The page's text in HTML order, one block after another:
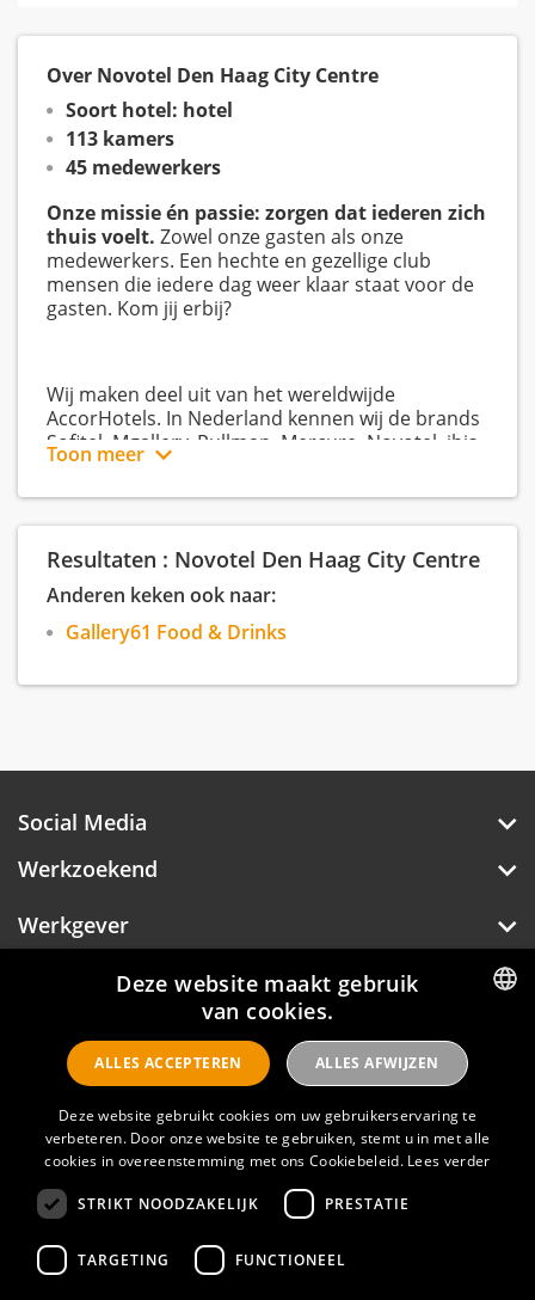
Over Novotel Den Haag City Centre
Soort hotel: hotel
113 kamers
45 medewerkers
Onze missie én passie: zorgen dat iederen zich
thuis voelt. Zowel onze gasten als onze
medewerkers. Een hechte en gezellige club
mensen die iedere dag weer klaar staat voor de
gasten. Kom jij erbij?
Wij maken deel uit van het wereldwijde
AccorHotels. In Nederland kennen wij de brands
Sofitel, Mgallery, Pullman, Mercure, Novotel, ibis,
ibis Budget en ibis Styles.
Accor vacatures:
Bekijk in het overzicht rechts al onze Accor
vacatures.
Toon meer
Resultaten : Novotel Den Haag City Centre
Anderen keken ook naar:
Gallery61 Food & Drinks
Social Media
Werkzoekend
Werkgever
Over Hotelprofessionals
Hotelprofessionals
FAQ
Privacyverklaring
Contact
DUTCH
ENGLISH
Deze website maakt gebruik
van cookies.
Deze website gebruikt cookies om uw gebruikerservaring te
verbeteren. Door onze website te gebruiken, stemt u in met alle
cookies in overeenstemming met ons Cookiebeleid. Lees verder
STRIKT NOODZAKELIJK PRESTATIE
TARGETING FUNCTIONEEL
ALLES ACCEPTEREN ALLES AFWIJZEN